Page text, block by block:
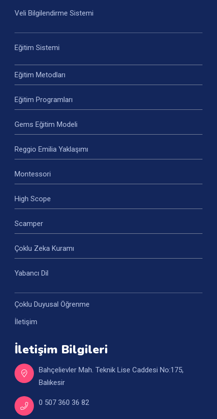
Veli Bilgilendirme Sistemi
Eğitim Sistemi
Eğitim Metodları
Eğitim Programları
Gems Eğitim Modeli
Reggio Emilia Yaklaşımı
Montessori
High Scope
Scamper
Çoklu Zeka Kuramı
Yabancı Dil
Çoklu Duyusal Öğrenme
İletişim
İletişim Bilgileri
Bahçelievler Mah. Teknik Lise Caddesi No:175,
Balıkesir
0 507 360 36 82